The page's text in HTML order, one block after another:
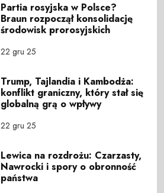
Partia rosyjska w Polsce?
Braun rozpoczął konsolidację
środowisk prorosyjskich
22 gru 25
Trump, Tajlandia i Kambodża:
konflikt graniczny, który stał się
globalną grą o wpływy
22 gru 25
Lewica na rozdrożu: Czarzasty,
Nawrocki i spory o obronność
państwa